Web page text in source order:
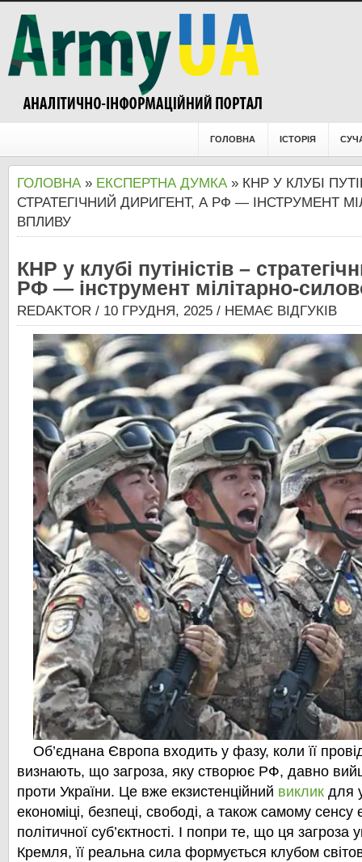
ГОЛОВНА ІСТОРІЯ
ГОЛОВНА» ЕКСПЕРТНА ДУМКА» КНР У КЛУБІ
СТРАТЕГІЧНИЙ ДИРИГЕНТ, А РФ — ІНСТРУМЕНТ
ВПЛИВУ
КНР у клубі путіністів –
РФ — інструмент мілітарно-
REDAKTOR / 10 ГРУДНЯ, 2025 / НЕМАЄ ВІДГУКІВ
Об’єднана Європа входить у фазу, коли її
визнають, що загроза, яку створює РФ, давно
проти України. Це вже екзистенційний виклик для
економіці, безпеці, свободі, а також самому сенсу
політичної суб’єктності. І попри те, що ця загроза
Кремля, її реальна сила формуєтьcя клубом